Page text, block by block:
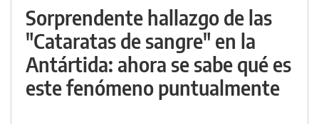
Sorprendente hallazgo de las
"Cataratas de sangre" en la
Antártida: ahora se sabe qué es
este fenómeno puntualmente